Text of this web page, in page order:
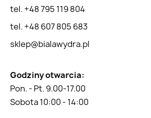
tel. +48 795 119 804
tel. +48 607 805 683
sklep@bialawydra.pl
Godziny otwarcia:
Pon. - Pt. 9.00-17.00
Sobota 10:00 - 14:00